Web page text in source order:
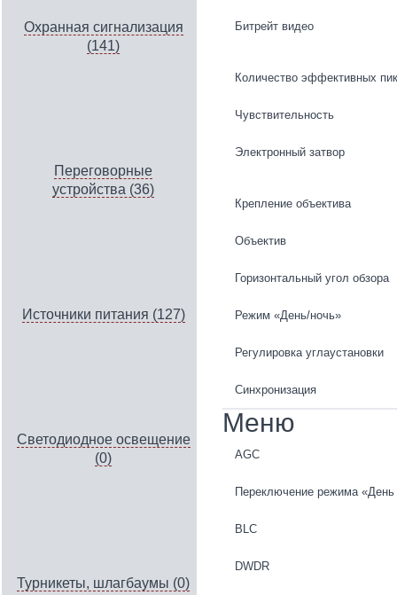
Охранная сигнализация
(141)
Переговорные
устройства (36)
Источники питания (127)
Светодиодное освещение
(0)
Турникеты, шлагбаумы (0)
Битрейт видео
Количество эффективных
Чувствительность
Электронный затвор
Крепление объектива
Объектив
Горизонтальный угол обзора
Режим «День/ночь»
Регулировка углаустановки
Синхронизация
Меню
AGC
Переключение режима «День
BLC
DWDR